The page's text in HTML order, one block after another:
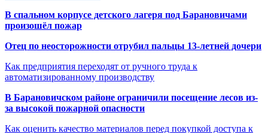
В спальном корпусе детского лагеря под Барановичами
произошёл пожар
Отец по неосторожности отрубил пальцы 13-летней дочери
Как предприятия переходят от ручного труда к
автоматизированному производству
В Барановичском районе ограничили посещение лесов из-
за высокой пожарной опасности
Как оценить качество материалов перед покупкой доступа к